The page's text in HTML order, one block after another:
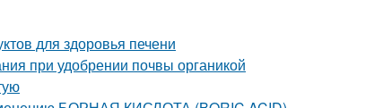
для здоровья печени
при удобрении почвы органикой